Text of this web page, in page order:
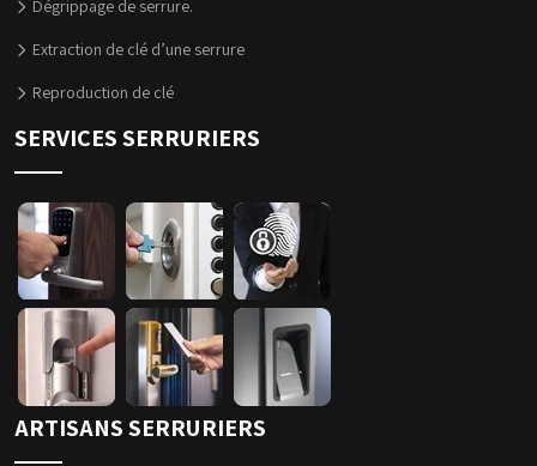
Dégrippage de serrure.
Extraction de clé d’une serrure
Reproduction de clé
SERVICES SERRURIERS
ARTISANS SERRURIERS